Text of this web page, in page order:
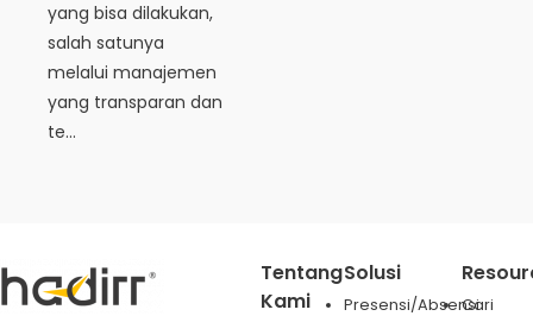
yang bisa dilakukan,
salah satunya
melalui manajemen
yang transparan dan
te...
Tentang
Kami
Solusi
Presensi/AbsensiCari